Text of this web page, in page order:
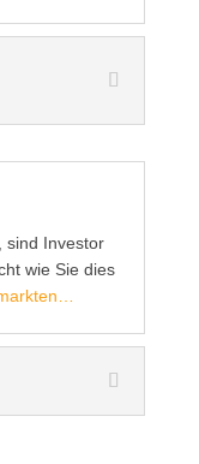
sind Investor
wie Sie dies